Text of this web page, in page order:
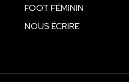
FOOT FÉMININ
NOUS ÉCRIRE